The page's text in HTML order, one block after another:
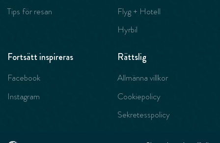
Tips för resan
Flyg + Hotell
Hyrbil
Fortsätt inspireras
Facebook
Instagram
Rättslig
Allmänna villkor
Cookiepolicy
Sekretesspolicy